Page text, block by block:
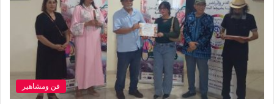
فن ومشاهير